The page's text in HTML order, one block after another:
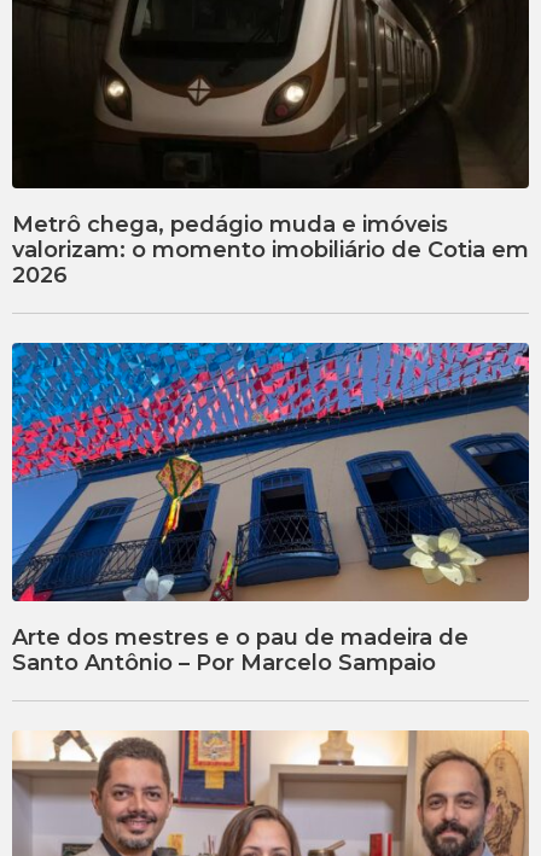
Metrô chega, pedágio muda e imóveis
valorizam: o momento imobiliário de Cotia em
2026
Arte dos mestres e o pau de madeira de
Santo Antônio – Por Marcelo Sampaio